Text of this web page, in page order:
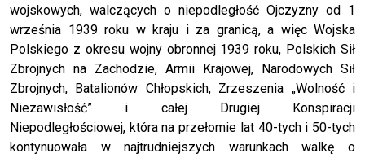
wojskowych, walczących o niepodległość Ojczyzny od 1
września 1939 roku w kraju i za granicą, a więc Wojska
Polskiego z okresu wojny obronnej 1939 roku, Polskich Sił
Zbrojnych na Zachodzie, Armii Krajowej, Narodowych Sił
Zbrojnych, Batalionów Chłopskich, Zrzeszenia „Wolność i
Niezawisłość” i całej Drugiej Konspiracji
Niepodległościowej, która na przełomie lat 40-tych i 50-tych
kontynuowała w najtrudniejszych warunkach walkę o